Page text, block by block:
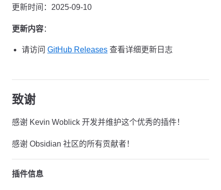
更新时间：2025-09-10
更新内容：
请访问 GitHub Releases 查看详细更新日志
致谢
感谢 Kevin Woblick 开发并维护这个优秀的插件！
感谢 Obsidian 社区的所有贡献者！
插件信息